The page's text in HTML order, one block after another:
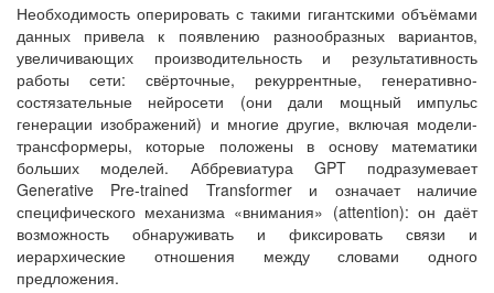
Необходимость оперировать с такими гигантскими объёмами
данных привела к появлению разнообразных вариантов,
увеличивающих производительность и результативность
работы сети: свёрточные, рекуррентные, генеративно-
состязательные нейросети (они дали мощный импульс
генерации изображений) и многие другие, включая модели-
трансформеры, которые положены в основу математики
больших моделей. Аббревиатура GPT подразумевает
Generative Pre-trained Transformer и означает наличие
специфического механизма «внимания» (attention): он даёт
возможность обнаруживать и фиксировать связи и
иерархические отношения между словами одного
предложения.